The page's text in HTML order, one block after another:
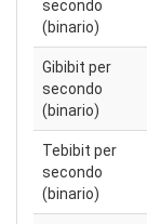
secondo
(binario)
Gibibit per
secondo
(binario)
Tebibit per
secondo
(binario)